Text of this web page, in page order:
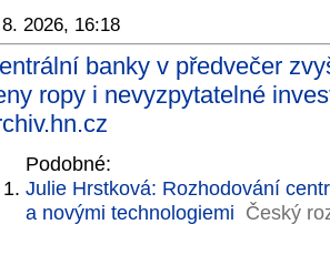
2026, 16:18
banky v předvečer
ropy i nevyzpytatelné
Podobné:
Julie Hrstková: Rozhodování
a novými technologiemi Český